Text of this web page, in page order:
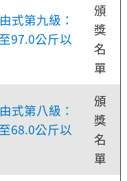
式第九級：
97.0公斤以
頒
獎
名
單
式第八級：
68.0公斤以
頒
獎
名
單